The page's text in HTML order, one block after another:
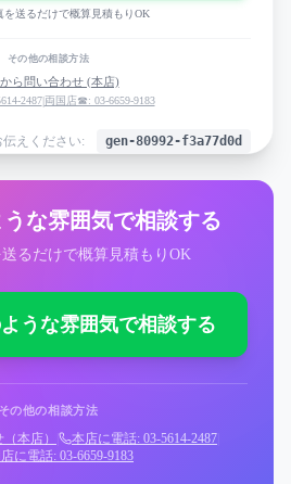
を送るだけで概算見積もりOK
その他の相談方法
から問い合わせ (本店)
2487|両国店☎: 03-6659-9183
えください: gen-80992-f3a77d0d
な雰囲気で相談する
るだけで概算見積もりOK
うな雰囲気で相談する
その他の相談方法
本店） 本店に電話: 03-5614-2487
に電話: 03-6659-9183